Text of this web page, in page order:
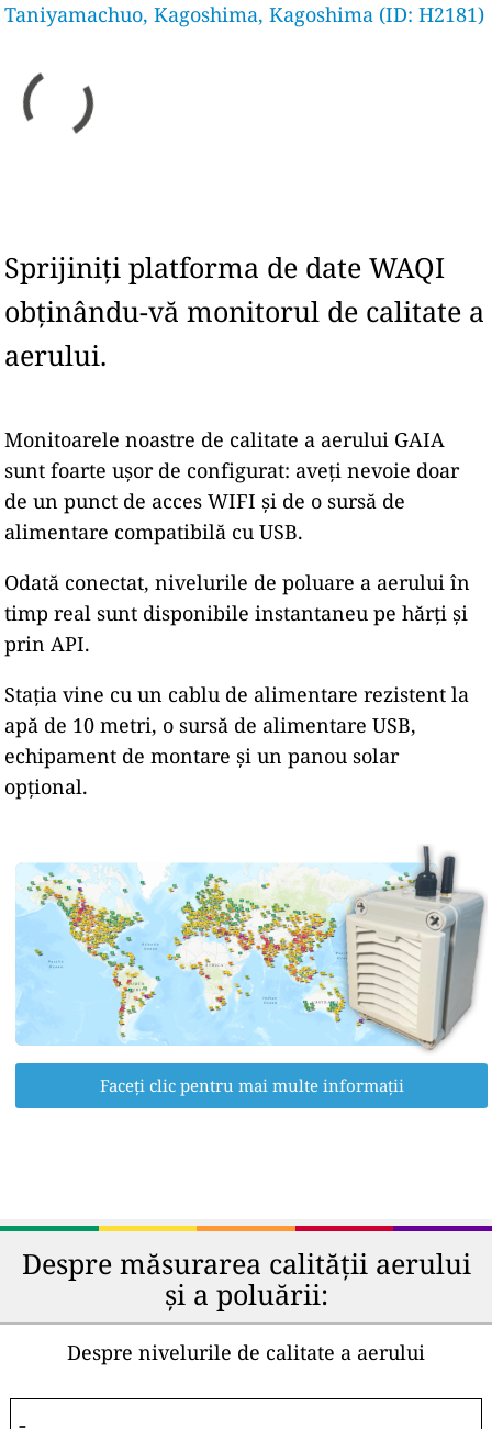
Taniyamachuo, Kagoshima, Kagoshima (ID: H2181)
Sprijiniți platforma de date WAQI
obținându-vă monitorul de calitate a
aerului.
Monitoarele noastre de calitate a aerului GAIA
sunt foarte ușor de configurat: aveți nevoie doar
de un punct de acces WIFI și de o sursă de
alimentare compatibilă cu USB.
Odată conectat, nivelurile de poluare a aerului în
timp real sunt disponibile instantaneu pe hărți și
prin API.
Stația vine cu un cablu de alimentare rezistent la
apă de 10 metri, o sursă de alimentare USB,
echipament de montare și un panou solar
opțional.
Faceți clic pentru mai multe informații
Despre măsurarea calității aerului
și a poluării:
Despre nivelurile de calitate a aerului